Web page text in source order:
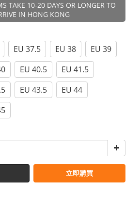
TAKE 10-20 DAYS OR LONGER TO
IN HONG KONG
EU 37.5 EU 38
EU 39
EU 40.5
EU 41.5
EU 43.5
EU 44
立即購買